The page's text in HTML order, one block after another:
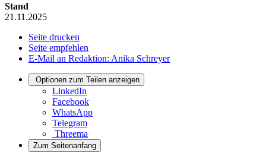
Stand
21.11.2025
Seite drucken
Seite empfehlen
E-Mail an Redaktion: Anika Schreyer
Optionen zum Teilen anzeigen
LinkedIn
Facebook
WhatsApp
Telegram
Threema
Zum Seitenanfang